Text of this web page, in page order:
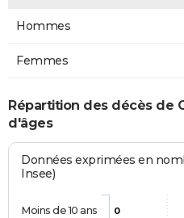
Hommes
Femmes
Répartition des décès de
d'âges
Données exprimées en
Insee)
0
Moins de 10 ans